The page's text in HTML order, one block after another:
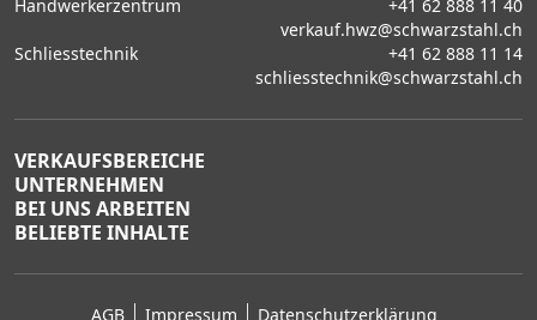
Handwerkerzentrum
+41 62 888 11 40
verkauf.hwz@schwarzstahl.ch
Schliesstechnik
+41 62 888 11 14
schliesstechnik@schwarzstahl.ch
VERKAUFSBEREICHE
UNTERNEHMEN
BEI UNS ARBEITEN
BELIEBTE INHALTE
AGB Impressum Datenschutzerklärung